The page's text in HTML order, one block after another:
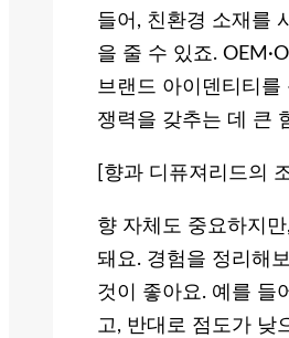
들어, 친환경 소재를
을 줄 수 있죠.
브랜드 아이덴티티를
쟁력을 갖추는 데 큰
[향과 디퓨져리드의
향 자체도 중요하지
돼요. 경험을 정리해
것이 좋아요. 예를 들
고, 반대로 점도가 낮